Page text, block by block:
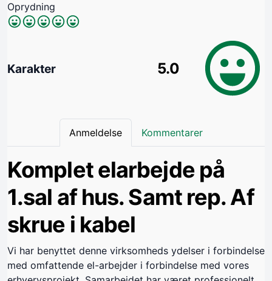
Oprydning
Karakter 5.0
Anmeldelse Kommentarer
Komplet elarbejde på
1.sal af hus. Samt rep. Af
skrue i kabel
Vi har benyttet denne virksomheds ydelser i forbindelse
med omfattende el-arbejder i forbindelse med vores